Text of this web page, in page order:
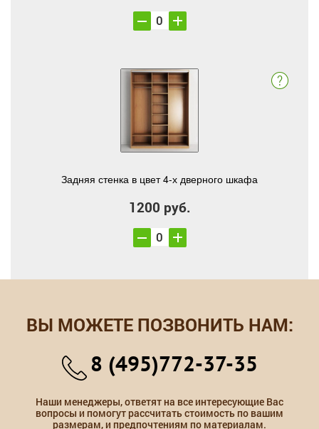
Задняя стенка в цвет 4-х дверного шкафа
1200 руб.
ВЫ МОЖЕТЕ ПОЗВОНИТЬ НАМ:
8 (495)772-37-35
Наши менеджеры, ответят на все интересующие Вас
вопросы и помогут рассчитать стоимость по вашим
размерам, и предпочтениям по материалам.